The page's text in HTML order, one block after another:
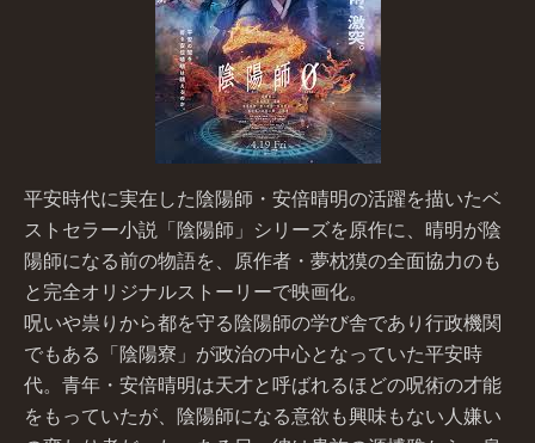
平安時代に実在した陰陽師・安倍晴明の活躍を描いたベ
ストセラー小説「陰陽師」シリーズを原作に、晴明が陰
陽師になる前の物語を、原作者・夢枕獏の全面協力のも
と完全オリジナルストーリーで映画化。
呪いや祟りから都を守る陰陽師の学び舎であり行政機関
でもある「陰陽寮」が政治の中心となっていた平安時
代。青年・安倍晴明は天才と呼ばれるほどの呪術の才能
をもっていたが、陰陽師になる意欲も興味もない人嫌い